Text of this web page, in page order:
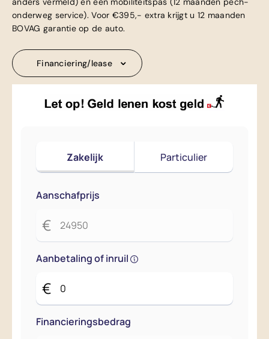
onderweg service). Voor €395,- extra krijgt u 12 maanden
BOVAG garantie op de auto.
Financiering/lease